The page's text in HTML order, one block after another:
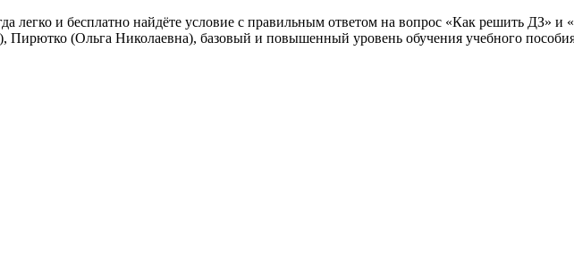
легко и бесплатно найдёте условие с правильным ответом на вопрос «Как решить ДЗ» и
Пирютко (Ольга Николаевна), базовый и повышенный уровень обучения учебного пособия